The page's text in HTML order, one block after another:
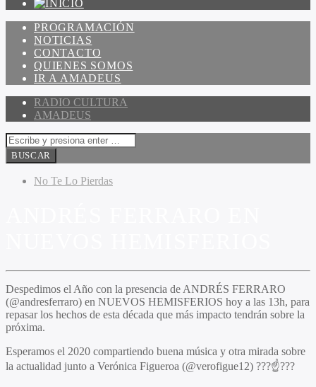
PROGRAMACIÓN
NOTICIAS
CONTACTO
QUIENES SOMOS
IR A AMADEUS
RADIO CULTURA
AMADEUS
No Te Lo Pierdas
Despedimos el Año con la presencia de ANDRÉS FERRARO
(@andresferraro) en NUEVOS HEMISFERIOS hoy a las 13h, para
repasar los hechos de esta década que más impacto tendrán sobre la
próxima.
Esperamos el 2020 compartiendo buena música y otra mirada sobre
la actualidad junto a Verónica Figueroa (@verofigue12) ???☝???